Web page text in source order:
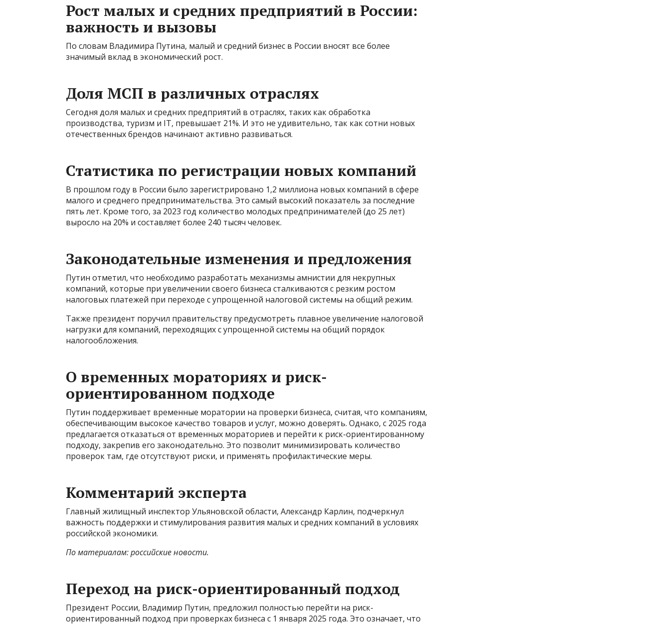
Рост малых и средних предприятий в России:
важность и вызовы
По словам Владимира Путина, малый и средний бизнес в России вносят все более
значимый вклад в экономический рост.
Доля МСП в различных отраслях
Сегодня доля малых и средних предприятий в отраслях, таких как обработка
производства, туризм и IT, превышает 21%. И это не удивительно, так как сотни новых
отечественных брендов начинают активно развиваться.
Статистика по регистрации новых компаний
В прошлом году в России было зарегистрировано 1,2 миллиона новых компаний в сфере
малого и среднего предпринимательства. Это самый высокий показатель за последние
пять лет. Кроме того, за 2023 год количество молодых предпринимателей (до 25 лет)
выросло на 20% и составляет более 240 тысяч человек.
Законодательные изменения и предложения
Путин отметил, что необходимо разработать механизмы амнистии для некрупных
компаний, которые при увеличении своего бизнеса сталкиваются с резким ростом
налоговых платежей при переходе с упрощенной налоговой системы на общий режим.
Также президент поручил правительству предусмотреть плавное увеличение налоговой
нагрузки для компаний, переходящих с упрощенной системы на общий порядок
налогообложения.
О временных мораториях и риск-
ориентированном подходе
Путин поддерживает временные моратории на проверки бизнеса, считая, что компаниям,
обеспечивающим высокое качество товаров и услуг, можно доверять. Однако, с 2025 года
предлагается отказаться от временных мораториев и перейти к риск-ориентированному
подходу, закрепив его законодательно. Это позволит минимизировать количество
проверок там, где отсутствуют риски, и применять профилактические меры.
Комментарий эксперта
Главный жилищный инспектор Ульяновской области, Александр Карлин, подчеркнул
важность поддержки и стимулирования развития малых и средних компаний в условиях
российской экономики.
По материалам: российские новости.
Переход на риск-ориентированный подход
Президент России, Владимир Путин, предложил полностью перейти на риск-
ориентированный подход при проверках бизнеса с 1 января 2025 года. Это означает, что